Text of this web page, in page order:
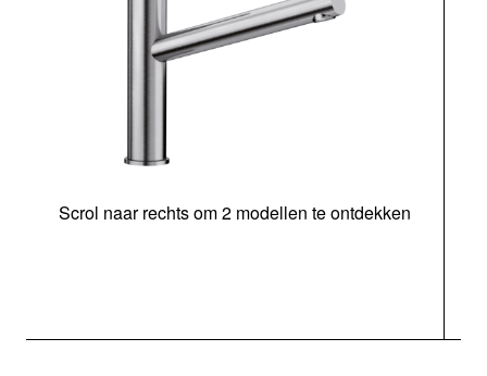
Scrol naar rechts om 2 modellen te ontdekken